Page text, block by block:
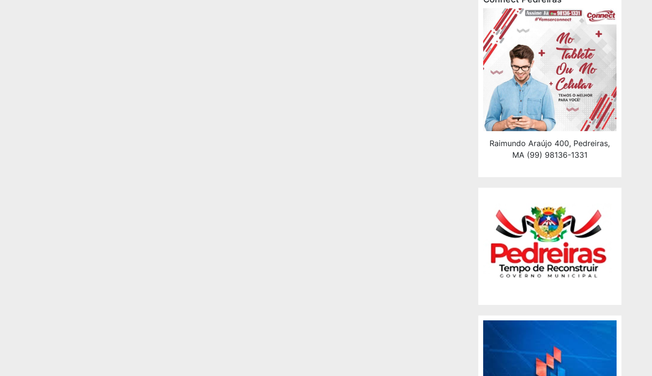
Raimundo Araújo 400, Pedreiras,
MA (99) 98136-1331